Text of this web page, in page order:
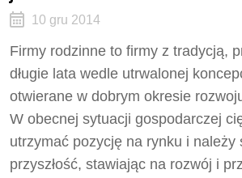
10 gru 2014
Firmy rodzinne to firmy z tradycją,
długie lata wedle utrwalonej
otwierane w dobrym okresie
W obecnej sytuacji gospodarczej
utrzymać pozycję na rynku i należy
przyszłość, stawiając na rozwój i